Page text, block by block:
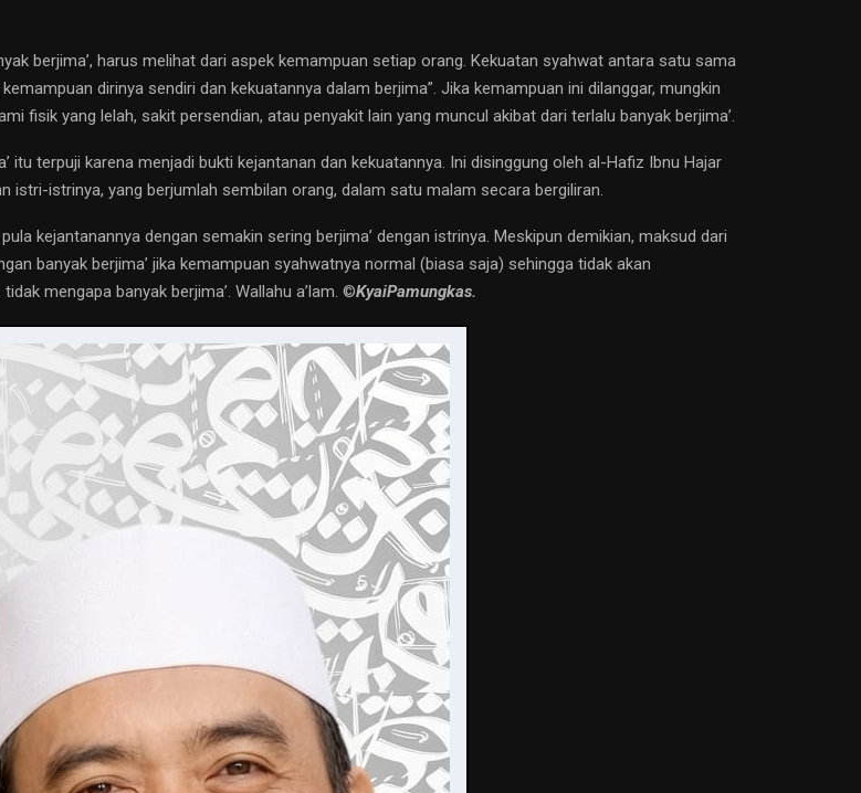
berjima’, harus melihat dari aspek kemampuan setiap orang. Kekuatan syahwat antara satu sama
dirinya sendiri dan kekuatannya dalam berjima”. Jika kemampuan ini dilanggar, mungkin
fisik yang lelah, sakit persendian, atau penyakit lain yang muncul akibat dari terlalu banyak berjima’.
itu terpuji karena menjadi bukti kejantanan dan kekuatannya. Ini disinggung oleh al-Hafiz Ibnu Hajar
istri-istrinya, yang berjumlah sembilan orang, dalam satu malam secara bergiliran.
kejantanannya dengan semakin sering berjima’ dengan istrinya. Meskipun demikian, maksud dari
banyak berjima’ jika kemampuan syahwatnya normal (biasa saja) sehingga tidak akan
mengapa banyak berjima’. Wallahu a’lam. ©️KyaiPamungkas.